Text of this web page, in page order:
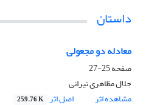
داستان
معادله دو مجعولی
صفحه25-27
جلال مظاهری تیرانی
مشاهده اثر
اصل اثر 259.76 K